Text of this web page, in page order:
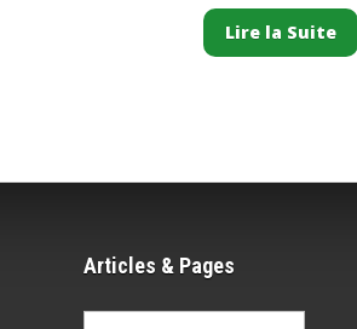
Lire la Suite
Articles & Pages
Rechercher :